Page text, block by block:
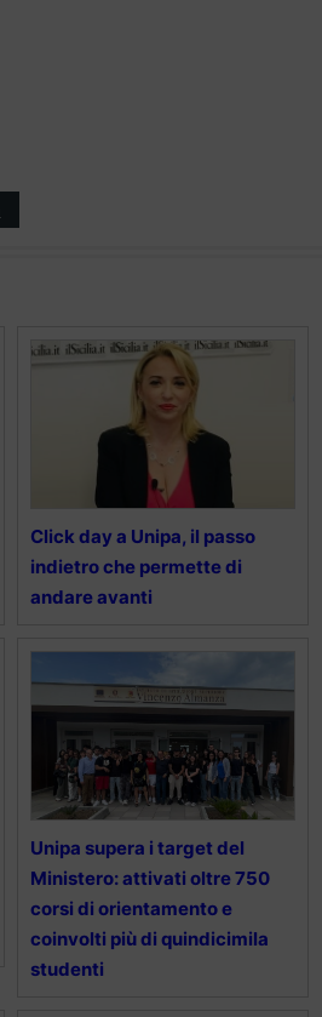
Click day a Unipa, il passo
indietro che permette di
andare avanti
Unipa supera i target del
Ministero: attivati oltre 750
corsi di orientamento e
coinvolti più di quindicimila
studenti